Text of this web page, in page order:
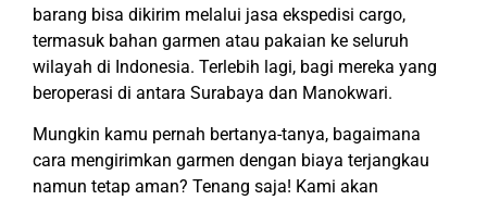
barang bisa dikirim melalui jasa ekspedisi cargo,
termasuk bahan garmen atau pakaian ke seluruh
wilayah di Indonesia. Terlebih lagi, bagi mereka yang
beroperasi di antara Surabaya dan Manokwari.
Mungkin kamu pernah bertanya-tanya, bagaimana
cara mengirimkan garmen dengan biaya terjangkau
namun tetap aman? Tenang saja! Kami akan